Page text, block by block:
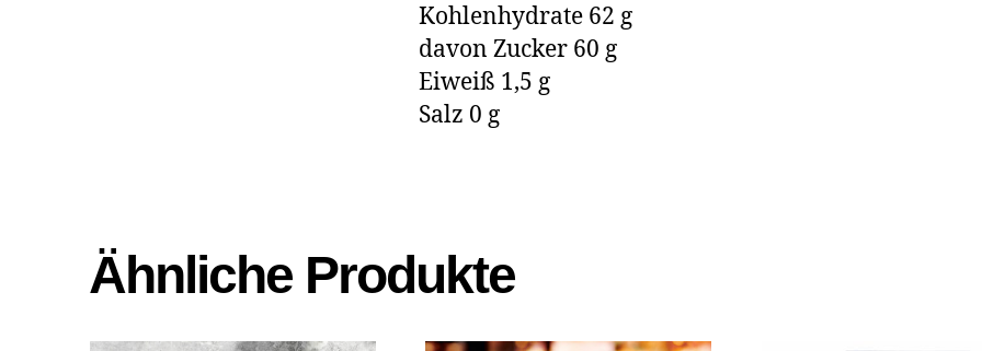
Kohlenhydrate 62 g
davon Zucker 60 g
Eiweiß 1,5 g
Salz 0 g
Ähnliche Produkte